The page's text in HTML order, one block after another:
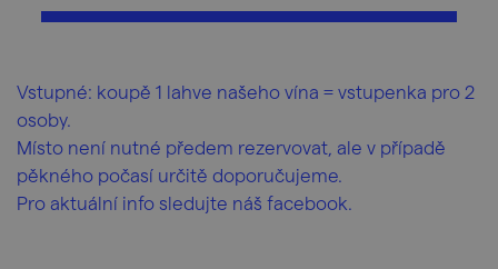
Vstupné: koupě 1 lahve našeho vína = vstupenka pro 2
osoby.
Místo není nutné předem rezervovat, ale v případě
pěkného počasí určitě doporučujeme.
Pro aktuální info sledujte náš facebook.